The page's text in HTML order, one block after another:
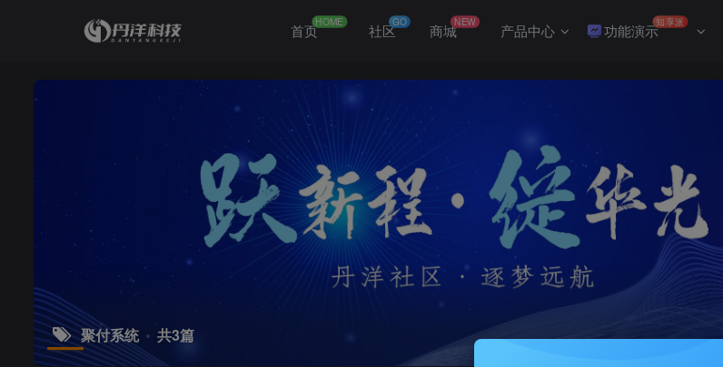
首页HOME 社区GO 商城NEW 产品中心 功能演示知享派
聚付系统 共3篇